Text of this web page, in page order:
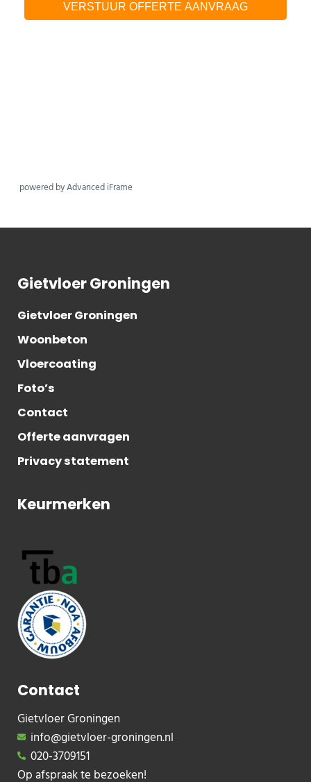
powered by Advanced iFrame
Gietvloer Groningen
Gietvloer Groningen
Woonbeton
Vloercoating
Foto’s
Contact
Offerte aanvragen
Privacy statement
Keurmerken
Contact
Gietvloer Groningen
info@gietvloer-groningen.nl
020-3709151
Op afspraak te bezoeken!